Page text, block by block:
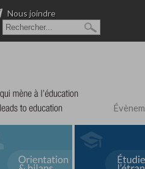
Nous joindre